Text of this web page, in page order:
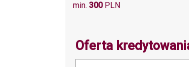
min. 300PLN
Oferta